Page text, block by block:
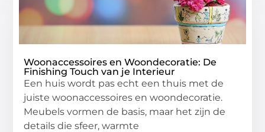
Woonaccessoires en Woondecoratie: De
Finishing Touch van je Interieur
Een huis wordt pas echt een thuis met de
juiste woonaccessoires en woondecoratie.
Meubels vormen de basis, maar het zijn de
details die sfeer, warmte